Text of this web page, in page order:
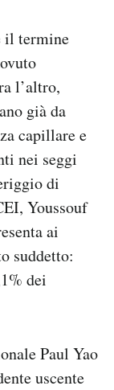
il termine
l’altro,
già da
capillare e
nei seggi
di
Youssouf
ai
suddetto:
dei
Paul Yao
uscente